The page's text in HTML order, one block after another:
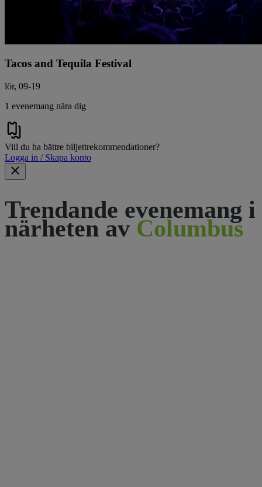
Tacos and Tequila Festival
lör, 09-19
1 evenemang nära dig
Vill du ha bättre biljettrekommendationer?
Logga in / Skapa konto
Trendande evenemang i
närheten av Columbus